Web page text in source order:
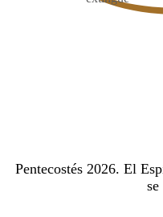
Pentecostés 2026. El